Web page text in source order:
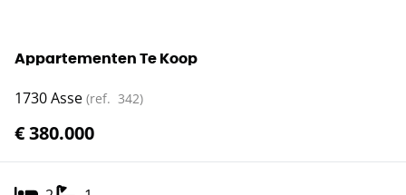
Appartementen Te Koop
1730 Asse (ref. 342)
€ 380.000